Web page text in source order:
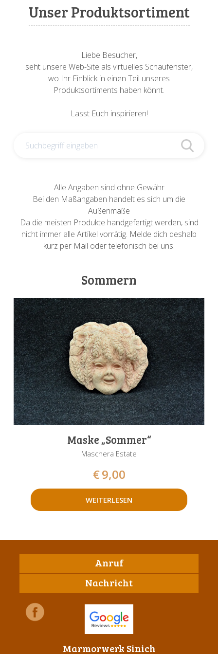
Unser Produktsortiment
Liebe Besucher,
seht unsere Web-Site als virtuelles Schaufenster,
wo Ihr Einblick in einen Teil unseres
Produktsortiments haben könnt.
Lasst Euch inspirieren!
Alle Angaben sind ohne Gewähr
Bei den Maßangaben handelt es sich um die
Außenmaße
Da die meisten Produkte handgefertigt werden, sind
nicht immer alle Artikel vorrätig. Melde dich deshalb
kurz per Mail oder telefonisch bei uns.
Sommern
Maske „Sommer“
Maschera Estate
€9,00
WEITERLESEN
Anruf
Nachricht
Marmorwerk Sinich
Sonnenuhren
Spardosen
Vögel
Vogeltränken
Verschiedene
Wandschalen
Sockel + Säulen
Tierfiguren
Meeresbewohner
Schildkröten
Schweine + Wildschweine
Verschiedene
Zwiebel- + Knoblauchtöpfe